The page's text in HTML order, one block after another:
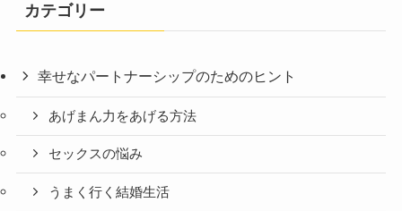
カテゴリー
幸せなパートナーシップのためのヒント
あげまん力をあげる方法
セックスの悩み
うまく行く結婚生活